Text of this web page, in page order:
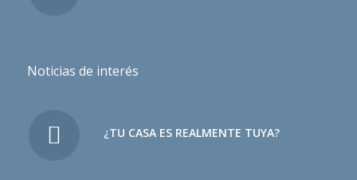
Noticias de interés
¿TU CASA ES REALMENTE TUYA?